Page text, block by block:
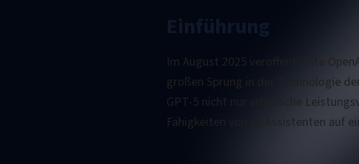
Einführung
Im August 2025 veröffentlichte
großen Sprung in der Technologie
GPT-5 nicht nur erhebliche
Fähigkeiten von KI-Assistenten auf